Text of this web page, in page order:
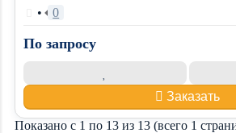
• 0
По запросу
Заказать
Показано с 1 по 13 из 13 (всего 1